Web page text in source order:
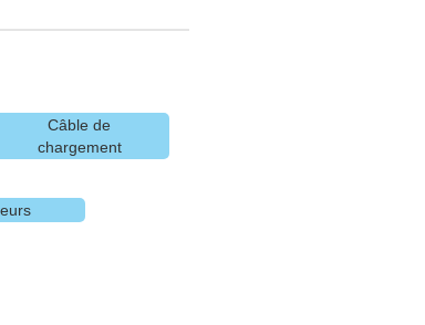
Câble de
chargement